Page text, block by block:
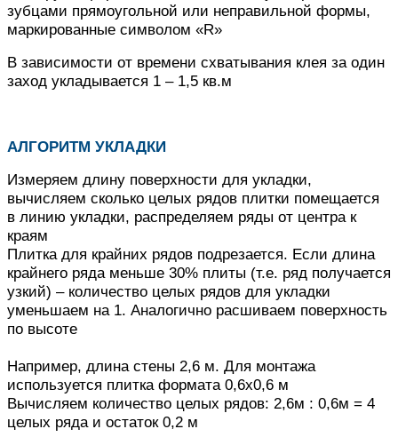
зубцами прямоугольной или неправильной формы,
маркированные символом «R»
В зависимости от времени схватывания клея за один
заход укладывается 1 – 1,5 кв.м
АЛГОРИТМ УКЛАДКИ
Измеряем длину поверхности для укладки,
вычисляем сколько целых рядов плитки помещается
в линию укладки, распределяем ряды от центра к
краям
Плитка для крайних рядов подрезается. Если длина
крайнего ряда меньше 30% плиты (т.е. ряд получается
узкий) – количество целых рядов для укладки
уменьшаем на 1. Аналогично расшиваем поверхность
по высоте
Например, длина стены 2,6 м. Для монтажа
используется плитка формата 0,6х0,6 м
Вычисляем количество целых рядов: 2,6м : 0,6м = 4
целых ряда и остаток 0,2 м